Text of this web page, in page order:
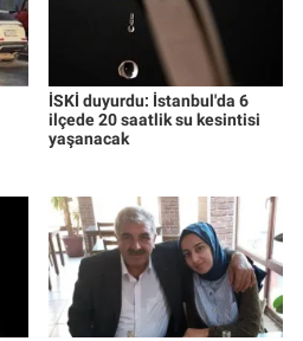
İSKİ duyurdu: İstanbul'da 6
ilçede 20 saatlik su kesintisi
yaşanacak